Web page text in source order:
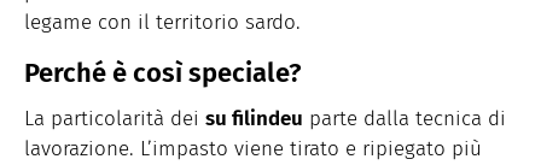
legame con il territorio sardo.
Perché è così speciale?
La particolarità dei su filindeu parte dalla tecnica di
lavorazione. L’impasto viene tirato e ripiegato più